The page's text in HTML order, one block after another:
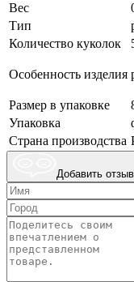
Вес
Тип
Количество куколок
Особенность изделия
Размер в упаковке
Упаковка
Страна производства
Добавить отзыв